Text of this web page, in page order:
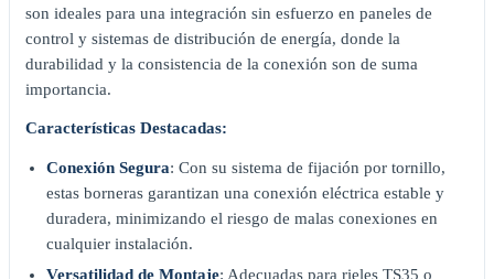
son ideales para una integración sin esfuerzo en paneles de
control y sistemas de distribución de energía, donde la
durabilidad y la consistencia de la conexión son de suma
importancia.
Características Destacadas:
Conexión Segura: Con su sistema de fijación por tornillo,
estas borneras garantizan una conexión eléctrica estable y
duradera, minimizando el riesgo de malas conexiones en
cualquier instalación.
Versatilidad de Montaje: Adecuadas para rieles TS35 o